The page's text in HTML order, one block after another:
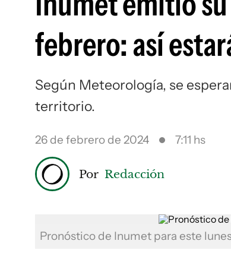
febrero: así
Según Meteorología, se
territorio.
26 de febrero de 2024 7:11 hs
Por Redacción
Pronóstico de Inumet para este